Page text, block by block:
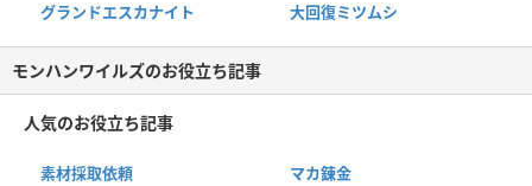
グランドエスカナイト 大回復ミツムシ
モンハンワイルズのお役立ち記事
人気のお役立ち記事
素材採取依頼 マカ錬金